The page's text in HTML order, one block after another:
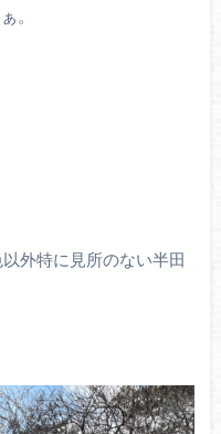
。
外特に見所のない半田